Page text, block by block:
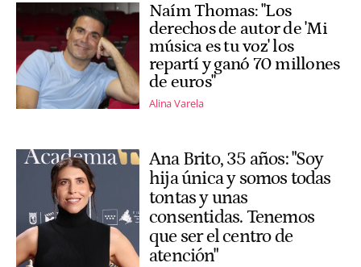
Naím Thomas: "Los
derechos de autor de 'Mi
música es tu voz' los
repartí y ganó 70 millones
de euros"
Alina Varela
Ana Brito, 35 años: "Soy
hija única y somos todas
tontas y unas
consentidas. Tenemos
que ser el centro de
atención"